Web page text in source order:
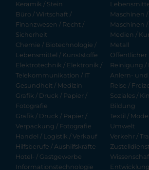
Keramik / Stein
Büro / Wirtschaft /
Finanzwesen / Recht /
Sicherheit
Chemie / Biotechnologie /
Lebensmittel / Kunststoffe
Elektrotechnik / Elektronik /
Telekommunikation / IT
Gesundheit / Medizin
Grafik / Druck / Papier /
Fotografie
Grafik / Druck / Papier /
Verpackung / Fotografie
Handel / Logistik / Verkauf
Hilfsberufe / Aushilfskräfte
Hotel- / Gastgewerbe
Informationstechnologie
Maschinen /
Maschinen /
Medien /
Metall
Öffentlicher
Reinigung /
Anlern- und
Reise /
Soziales /
Bildung
Textil /
Umwelt
Verkehr /
Entwicklung